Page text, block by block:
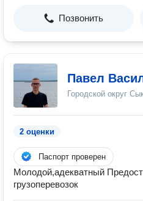
Позвонить
Павел
Городской округ
2 оценки
Паспорт проверен
Молодой,адекватный
грузоперевозок